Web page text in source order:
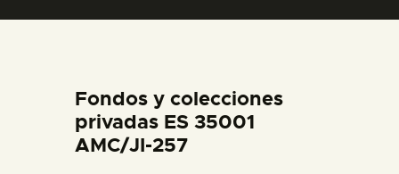
DIDÁCTICA
ESPAÑOL
Fondos y colecciones
privadas ES 35001
AMC/JI-257